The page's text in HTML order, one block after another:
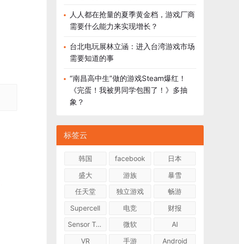
人人都在抢量的夏季黄金档，游戏厂商
需要什么能力来实现增长？
台北电玩展林立涵：进入台湾游戏市场
需要知道的事
“南昌高中生”做的游戏Steam爆红！
《完蛋！我被男同学包围了！》多抽
象？
标签云
韩国 facebook
日本
盛大
游族
暴雪
任天堂
独立游戏
畅游
Supercell
电竞
财报
Sensor Tower
微软
AI
VR
手游 Android